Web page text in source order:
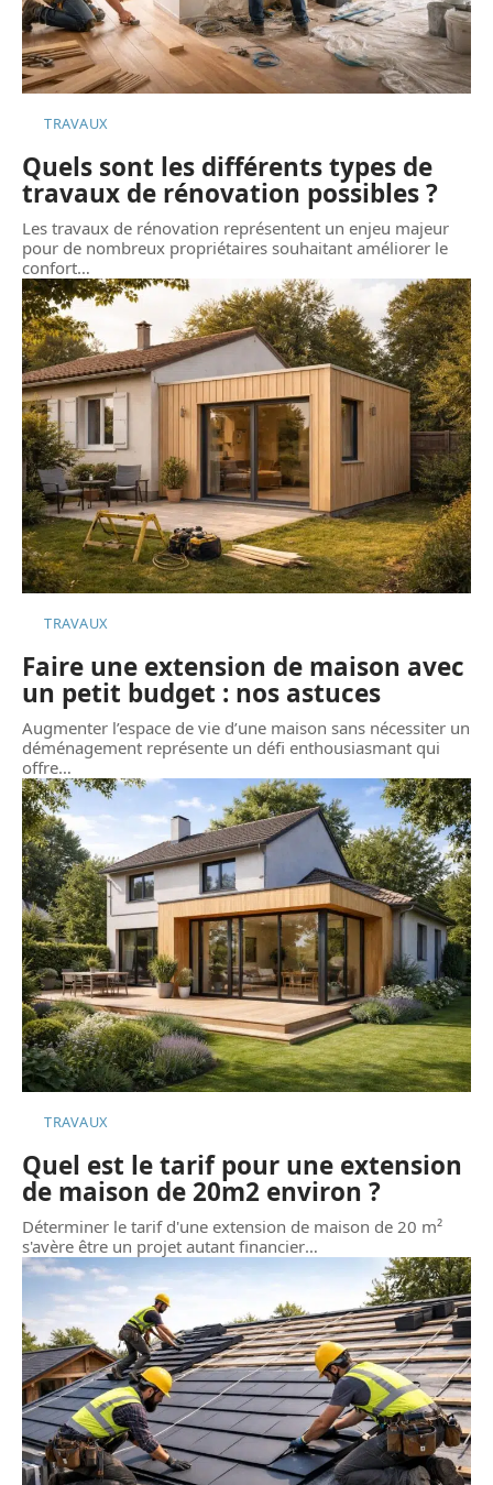
TRAVAUX
Quels sont les différents types de
travaux de rénovation possibles ?
Les travaux de rénovation représentent un enjeu majeur
pour de nombreux propriétaires souhaitant améliorer le
confort…
TRAVAUX
Faire une extension de maison avec
un petit budget : nos astuces
Augmenter l’espace de vie d’une maison sans nécessiter un
déménagement représente un défi enthousiasmant qui
offre…
TRAVAUX
Quel est le tarif pour une extension
de maison de 20m2 environ ?
Déterminer le tarif d'une extension de maison de 20 m²
s'avère être un projet autant financier…